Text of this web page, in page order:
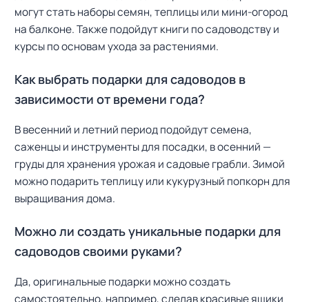
могут стать наборы семян, теплицы или мини-огород
на балконе. Также подойдут книги по садоводству и
курсы по основам ухода за растениями.
Как выбрать подарки для садоводов в
зависимости от времени года?
В весенний и летний период подойдут семена,
саженцы и инструменты для посадки, в осенний —
груды для хранения урожая и садовые грабли. Зимой
можно подарить теплицу или кукурузный попкорн для
выращивания дома.
Можно ли создать уникальные подарки для
садоводов своими руками?
Да, оригинальные подарки можно создать
самостоятельно, например, сделав красивые ящики